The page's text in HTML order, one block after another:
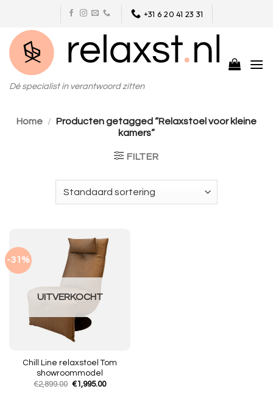
content
+31 6 20 41 23 31
Dé specialist in verantwoord zitten
Home /
Producten getagged “Relaxstoel voor kleine
kamers”
FILTER
-31%
UITVERKOCHT
Chill Line relaxstoel Tom
showroommodel
€2,899.00 Oorspronkelijke
€1,995.00Huidige